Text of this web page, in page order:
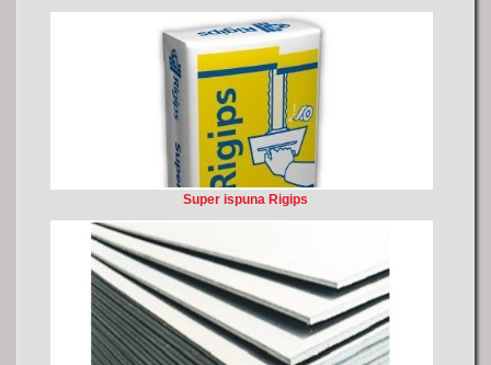
Super ispuna Rigips